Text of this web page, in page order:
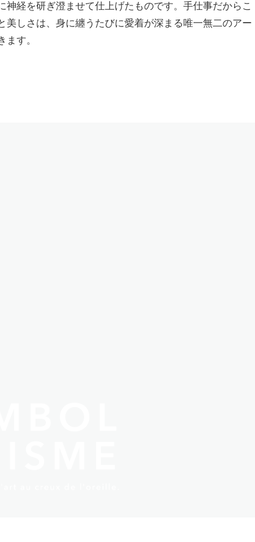
神経を研ぎ澄ませて仕上げたものです。手仕事だからこ
美しさは、身に纏うたびに愛着が深まる唯一無二のアー
ます。